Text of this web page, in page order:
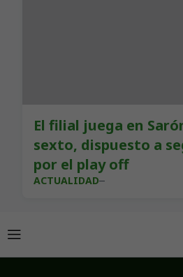
El filial juega en
sexto, dispuesto a
por el play off
ACTUALIDAD